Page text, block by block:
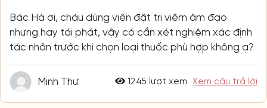
Bác Hà ơi, cháu dùng viên đặt trị viêm âm đạo
nhưng hay tái phát, vậy có cần xét nghiệm xác định
tác nhân trước khi chọn loại thuốc phù hợp không ạ?
Minh Thư 1245 lượt xem Xem câu trả lời